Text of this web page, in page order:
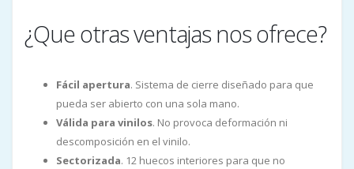
¿Que otras ventajas nos ofrece?
Fácil apertura. Sistema de cierre diseñado para que
pueda ser abierto con una sola mano.
Válida para vinilos. No provoca deformación ni
descomposición en el vinilo.
Sectorizada. 12 huecos interiores para que no